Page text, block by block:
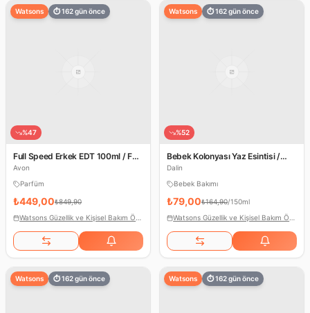
Watsons ⏱162gün önce
%47
Full Speed Erkek EDT 100ml / Far
Away Kadın EDP 50ml
Avon
Parfüm
₺449,00₺849,90
Watsons ⏱162gün önce
%52
Bebek Kolonyası Yaz Esintisi /
Turunç Bahçesi
Dalin
Bebek Bakımı
₺79,00₺164,90/150ml
Watsons ⏱162gün önce Watsons ⏱162gün önce